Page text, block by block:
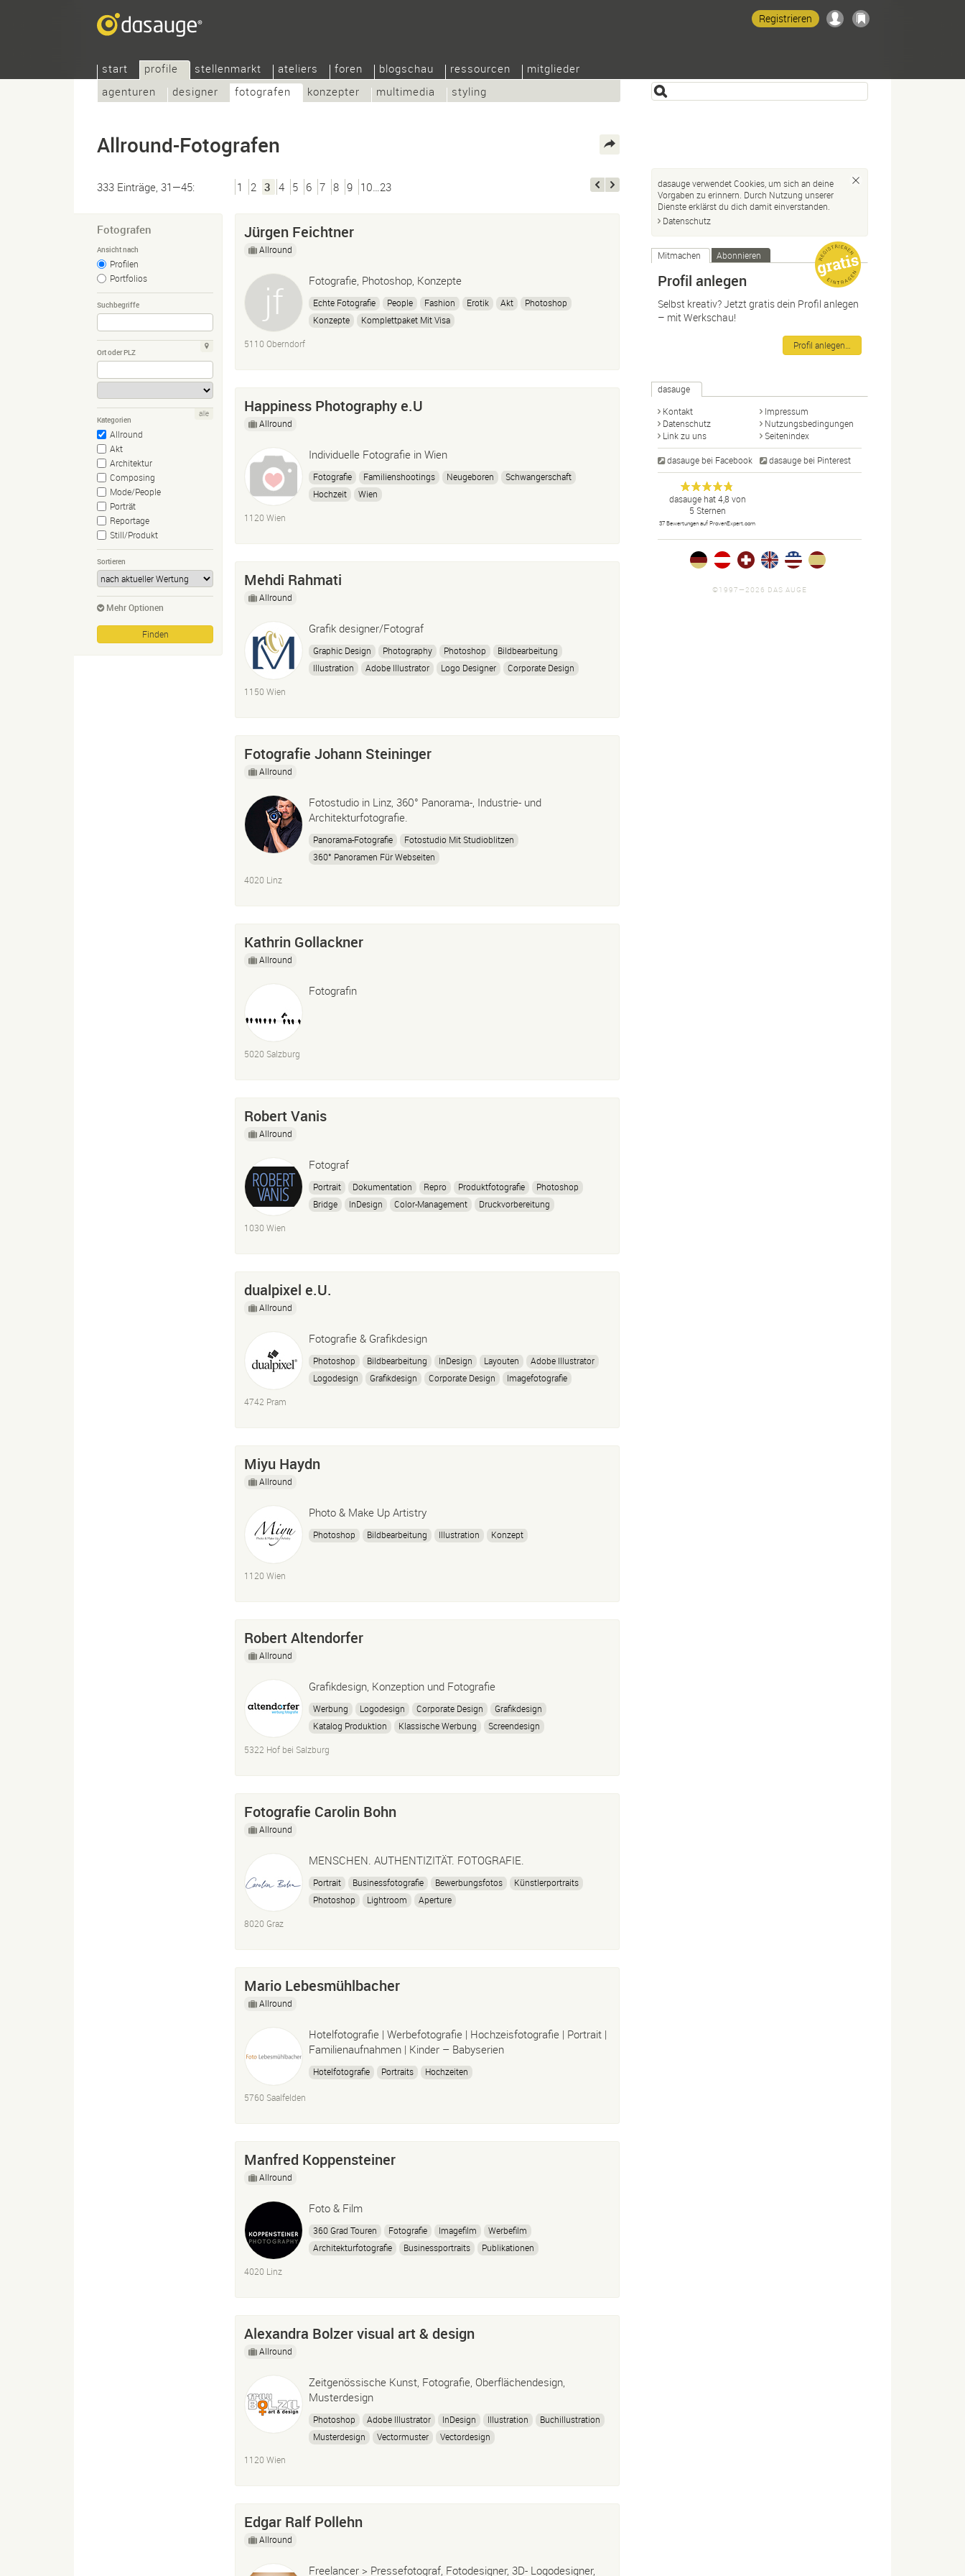
start
profile
agenturen
designer fotografen konzepter multimedia styling
stellenmarkt ateliers foren blogschau ressourcen mitglieder
Registrieren
Allround-Fotografen
333 Einträge, 31—45: 1 2 3 4 5 6 7 8 9 10…23
Fotografen
Ansicht nach
Profilen
Portfolios
Suchbegriffe
Ort oder PLZ
Kategorien
Allround
Akt
Architektur
Composing
Mode/People
Porträt
Reportage
Still/Produkt
alle
Sortieren
Mehr Optionen
Jürgen Feichtner
Allround
Fotografie, Photoshop, Konzepte
Echte Fotografie People Fashion Erotik Akt
Photoshop
Konzepte
Komplettpaket Mit Visa
5110 Oberndorf
Happiness Photography e.U
Allround
Individuelle Fotografie in Wien
Fotografie Familienshootings Neugeboren
Schwangerschaft
Hochzeit
Wien
1120 Wien
Mehdi Rahmati
Allround
Grafik designer/Fotograf
Graphic Design Photography Photoshop
Bildbearbeitung
Illustration
Adobe Illustrator Logo Designer Corporate Design
1150 Wien
Fotografie Johann Steininger
Allround
Fotostudio in Linz, 360° Panorama-, Industrie- und
Architekturfotografie.
Panorama-Fotografie
Fotostudio Mit Studioblitzen
360° Panoramen Für Webseiten
4020 Linz
Kathrin Gollackner
Allround
Fotografin
5020 Salzburg
Robert Vanis
Allround
Fotograf
Portrait Dokumentation Repro Produktfotografie
Photoshop
Bridge
InDesign Color-Management
Druckvorbereitung
1030 Wien
dualpixel e.U.
Allround
Fotografie & Grafikdesign
Photoshop Bildbearbeitung InDesign Layouten
Adobe Illustrator
Logodesign
Grafikdesign Corporate Design
Imagefotografie
4742 Pram
Miyu Haydn
Allround
Photo & Make Up Artistry
Photoshop Bildbearbeitung Illustration Konzept
1120 Wien
Robert Altendorfer
Allround
Grafikdesign, Konzeption und Fotografie
Werbung Logodesign Corporate Design
Grafikdesign
Katalog Produktion
Klassische Werbung
Screendesign
5322 Hof bei Salzburg
Fotografie Carolin Bohn
Allround
MENSCHEN. AUTHENTIZITÄT. FOTOGRAFIE.
Portrait Businessfotografie Bewerbungsfotos
Künstlerportraits
Photoshop
Lightroom Aperture
8020 Graz
Mario Lebesmühlbacher
Allround
Hotelfotografie | Werbefotografie | Hochzeisfotografie | Portrait |
Familienaufnahmen | Kinder – Babyserien
Hotelfotografie Portraits Hochzeiten
5760 Saalfelden
Manfred Koppensteiner
Allround
Foto & Film
360 Grad Touren Fotografie Imagefilm
Werbefilm
Architekturfotografie
Businessportraits
Publikationen
4020 Linz
Alexandra Bolzer visual art & design
Allround
Zeitgenössische Kunst, Fotografie, Oberflächendesign,
Musterdesign
Photoshop Adobe Illustrator InDesign Illustration
Buchillustration
Musterdesign
Vectormuster
Vectordesign
1120 Wien
Edgar Ralf Pollehn
Allround
Freelancer > Pressefotograf, Fotodesigner, 3D- Logodesigner,
dasauge verwendet Cookies, um sich an deine
Vorgaben zu erinnern. Durch Nutzung unserer
Dienste erklärst du dich damit einverstanden.
Datenschutz
Mitmachen Abonnieren
Profil anlegen
Selbst kreativ? Jetzt gratis dein Profil anlegen
– mit Werkschau!
Profil anlegen…
dasauge
Kontakt
Impressum
Datenschutz
Nutzungsbedingungen
Link zu uns
Seitenindex
dasauge bei Facebook dasauge bei Pinterest
dasauge
Designer,
Fotografen,
Agenturen,
Portfolios
und Jobs.
Anonym
dasaugehat4,8 von
5 Sternen
37 Bewertungen auf ProvenExpert.com
©1997—2026 DAS AUGE